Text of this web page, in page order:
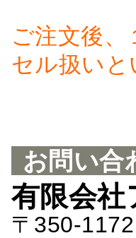
ご注文後
セル扱い
お問い合
有限会
〒350-